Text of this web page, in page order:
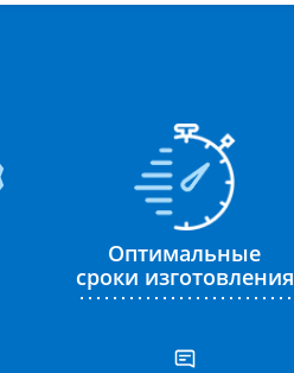
Оптимальные
сроки изготовления